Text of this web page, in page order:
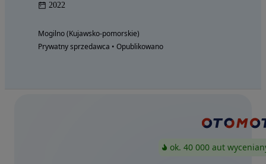
2022
Mogilno (Kujawsko-pomorskie)
Prywatny sprzedawca • Opublikowano
ok. 40 000 aut